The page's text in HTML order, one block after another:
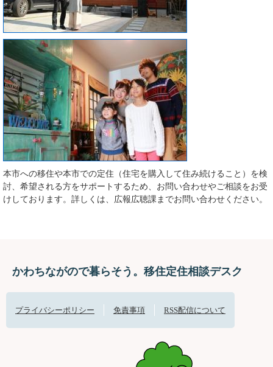
本市への移住や本市での定住（住宅を購入して住み続けること）を検
討、希望される方をサポートするため、お問い合わせやご相談をお受
けしております。詳しくは、広報広聴課までお問い合わせください。
かわちながので暮らそう。移住定住相談デスク
プライバシーポリシー 免責事項 RSS配信について